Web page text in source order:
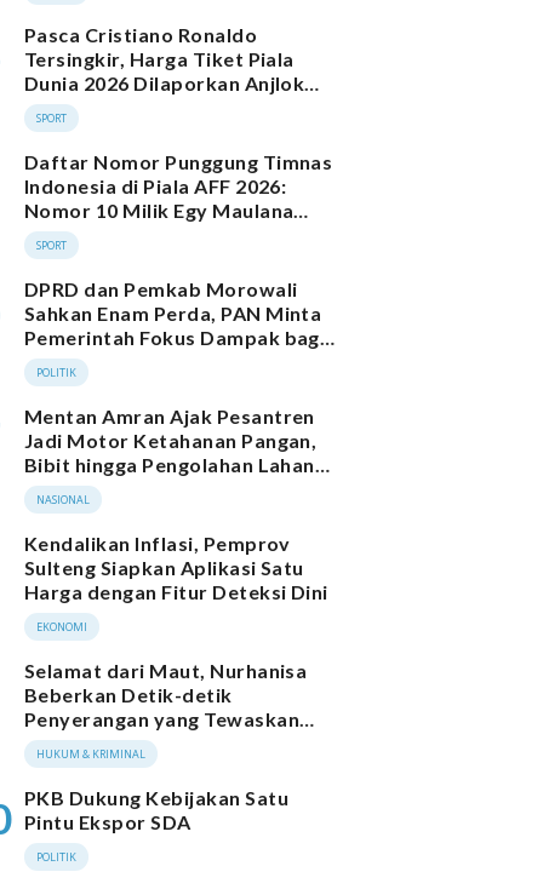
Pasca Cristiano Ronaldo
Tersingkir, Harga Tiket Piala
Dunia 2026 Dilaporkan Anjlok
Hampir 60 Persen
SPORT
Daftar Nomor Punggung Timnas
Indonesia di Piala AFF 2026:
Nomor 10 Milik Egy Maulana
Vikri
SPORT
DPRD dan Pemkab Morowali
Sahkan Enam Perda, PAN Minta
Pemerintah Fokus Dampak bagi
Masyarakat
POLITIK
Mentan Amran Ajak Pesantren
Jadi Motor Ketahanan Pangan,
Bibit hingga Pengolahan Lahan
Disiapkan Gratis
NASIONAL
Kendalikan Inflasi, Pemprov
Sulteng Siapkan Aplikasi Satu
Harga dengan Fitur Deteksi Dini
EKONOMI
Selamat dari Maut, Nurhanisa
Beberkan Detik-detik
Penyerangan yang Tewaskan
Suami dan Anaknya
HUKUM & KRIMINAL
PKB Dukung Kebijakan Satu
Pintu Ekspor SDA
POLITIK